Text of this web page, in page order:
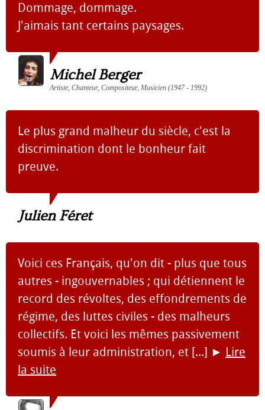
Dommage, dommage.
J'aimais tant certains paysages.
Michel Berger
Artiste, Chanteur, Compositeur, Musicien (1947 - 1992)
Le plus grand malheur du siècle, c'est la
discrimination dont le bonheur fait
preuve.
Julien Féret
Voici ces Français, qu'on dit - plus que tous
autres - ingouvernables ; qui détiennent le
record des révoltes, des effondrements de
régime, des luttes civiles - des malheurs
collectifs. Et voici les mêmes passivement
soumis à leur administration, et [...] ► Lire
la suite